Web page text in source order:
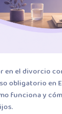
en el divorcio
obligatorio en
funciona y